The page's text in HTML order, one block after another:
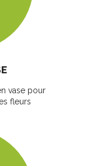
vase pour
fleurs